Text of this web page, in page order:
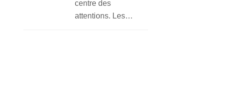
centre des
attentions. Les…